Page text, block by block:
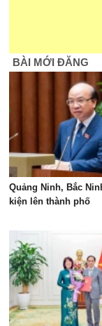
BÀI MỚI ĐĂNG
Quảng Ninh, Bắc
kiện lên thành phố